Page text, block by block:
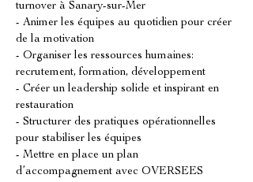
turnover à Sanary-sur-Mer
- Animer les équipes au quotidien pour créer
de la motivation
- Organiser les ressources humaines:
recrutement, formation, développement
- Créer un leadership solide et inspirant en
restauration
- Structurer des pratiques opérationnelles
pour stabiliser les équipes
- Mettre en place un plan
d’accompagnement avec OVERSEES